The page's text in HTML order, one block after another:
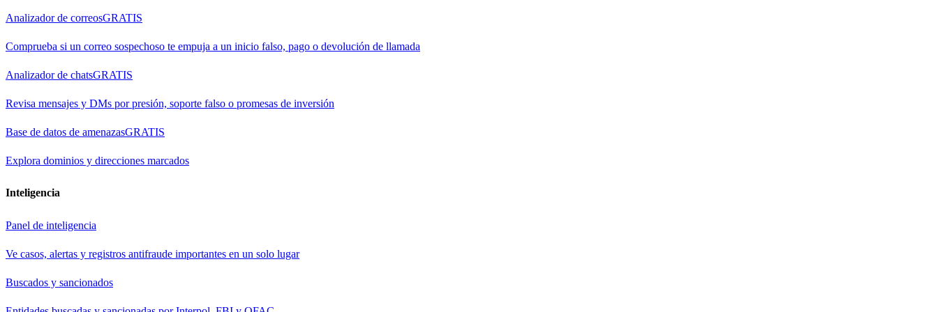
Analizador de correosGRATIS
Comprueba si un correo sospechoso te empuja a un inicio falso, pago o devolución de llamada
Analizador de chatsGRATIS
Revisa mensajes y DMs por presión, soporte falso o promesas de inversión
Base de datos de amenazasGRATIS
Explora dominios y direcciones marcados
Inteligencia
Panel de inteligencia
Ve casos, alertas y registros antifraude importantes en un solo lugar
Buscados y sancionados